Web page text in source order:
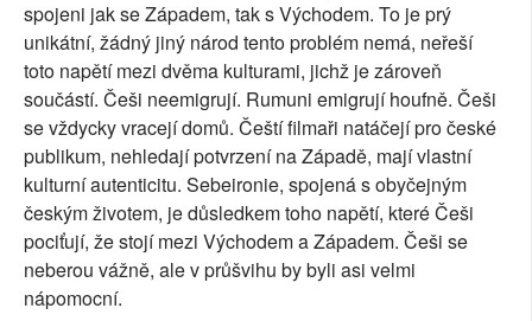
spojeni jak se Západem, tak s Východem. To je prý
unikátní, žádný jiný národ tento problém nemá, neřeší
toto napětí mezi dvěma kulturami, jichž je zároveň
součástí. Češi neemigrují. Rumuni emigrují houfně. Češi
se vždycky vracejí domů. Čeští filmaři natáčejí pro české
publikum, nehledají potvrzení na Západě, mají vlastní
kulturní autenticitu. Sebeironie, spojená s obyčejným
českým životem, je důsledkem toho napětí, které Češi
pociťují, že stojí mezi Východem a Západem. Češi se
neberou vážně, ale v průšvihu by byli asi velmi
nápomocní.